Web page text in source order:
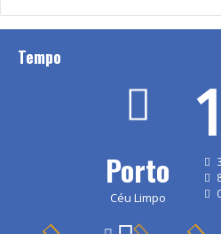
Tempo
Porto
Céu Limpo